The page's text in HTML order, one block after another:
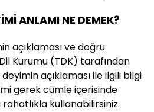
ANLAMI NE DEMEK?
açıklaması ve doğru
Kurumu (TDK) tarafından
deyimin açıklaması ile ilgili bilgi
gerek cümle içerisinde
kullanabilirsiniz.